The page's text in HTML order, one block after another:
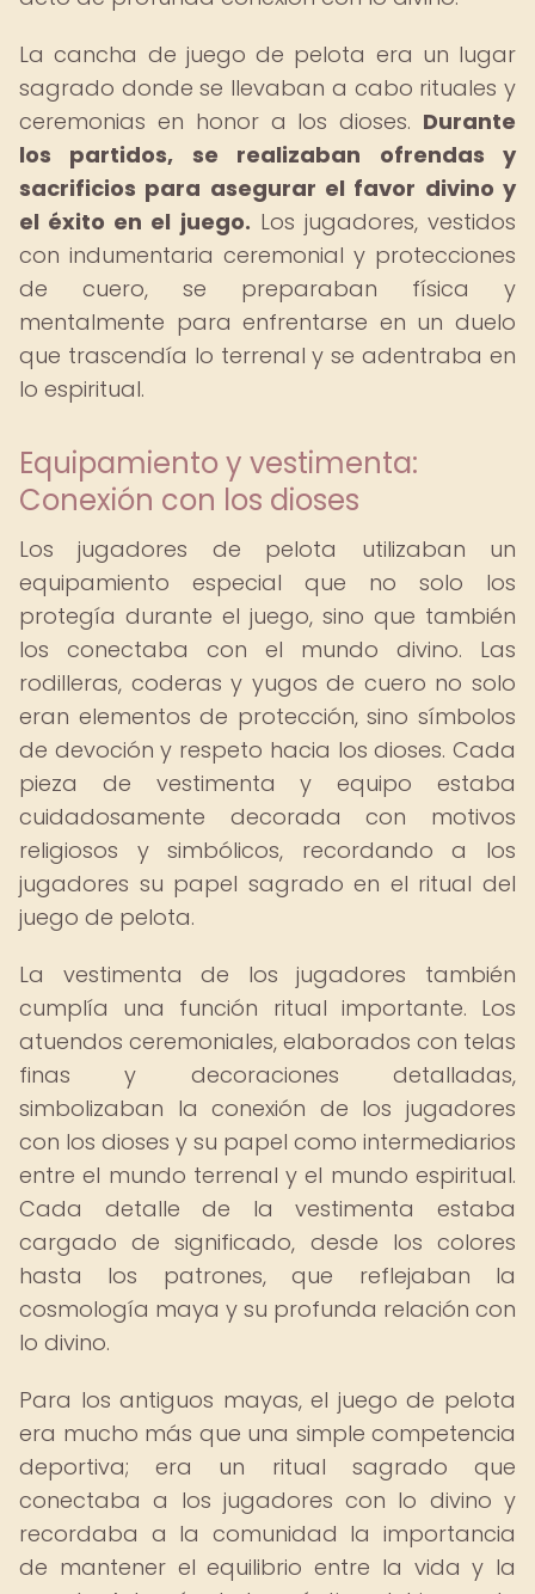
La cancha de juego de pelota era un lugar
sagrado donde se llevaban a cabo rituales y
ceremonias en honor a los dioses. Durante
los partidos, se realizaban ofrendas y
sacrificios para asegurar el favor divino y
el éxito en el juego. Los jugadores, vestidos
con indumentaria ceremonial y protecciones
de cuero, se preparaban física y
mentalmente para enfrentarse en un duelo
que trascendía lo terrenal y se adentraba en
lo espiritual.
Equipamiento y vestimenta:
Conexión con los dioses
Los jugadores de pelota utilizaban un
equipamiento especial que no solo los
protegía durante el juego, sino que también
los conectaba con el mundo divino. Las
rodilleras, coderas y yugos de cuero no solo
eran elementos de protección, sino símbolos
de devoción y respeto hacia los dioses. Cada
pieza de vestimenta y equipo estaba
cuidadosamente decorada con motivos
religiosos y simbólicos, recordando a los
jugadores su papel sagrado en el ritual del
juego de pelota.
La vestimenta de los jugadores también
cumplía una función ritual importante. Los
atuendos ceremoniales, elaborados con telas
finas y decoraciones detalladas,
simbolizaban la conexión de los jugadores
con los dioses y su papel como intermediarios
entre el mundo terrenal y el mundo espiritual.
Cada detalle de la vestimenta estaba
cargado de significado, desde los colores
hasta los patrones, que reflejaban la
cosmología maya y su profunda relación con
lo divino.
Para los antiguos mayas, el juego de pelota
era mucho más que una simple competencia
deportiva; era un ritual sagrado que
conectaba a los jugadores con lo divino y
recordaba a la comunidad la importancia
de mantener el equilibrio entre la vida y la